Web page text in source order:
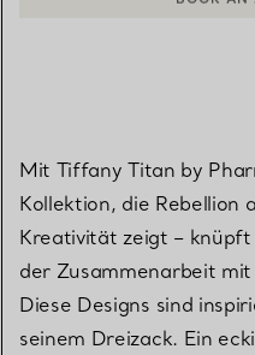
Mit Tiffany Titan by
Kollektion, die Rebellion
Kreativität zeigt – knüpft
der Zusammenarbeit
Diese Designs sind
seinem Dreizack. Ein